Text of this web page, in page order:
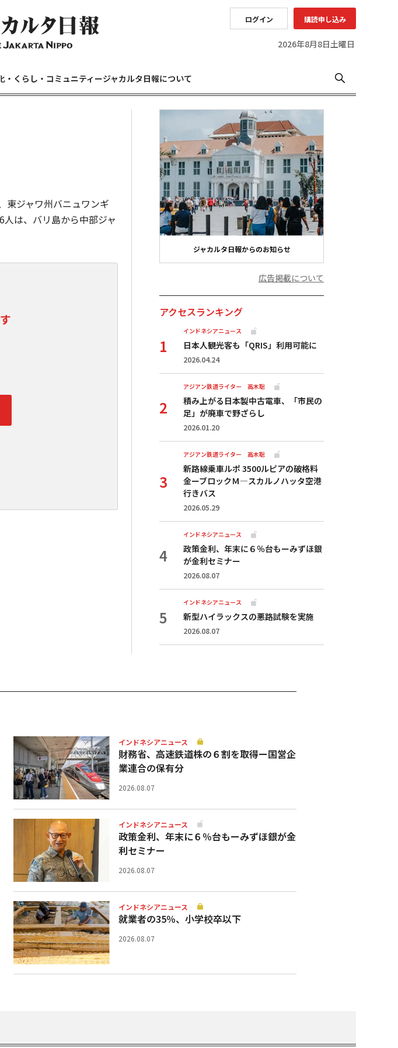
ログイン 購読申し込み
2026年8月8日土曜日
・くらし・コミュニティージャカルタ日報について
東ジャワ州バニュワンギ
は、バリ島から中部ジャ
ジャカルタ日報からのお知らせ
広告掲載について
アクセスランキング
インドネシアニュース
日本人観光客も「QRIS」利用可能に
2026.04.24
アジアン鉄道ライター 高木聡
積み上がる日本製中古電車、「市民の
足」が廃車で野ざらし
2026.01.20
アジアン鉄道ライター 高木聡
新路線乗車ルポ 3500ルピアの破格料
金ーブロックＭ―スカルノハッタ空港
行きバス
2026.05.29
インドネシアニュース
政策金利、年末に６％台もーみずほ銀
が金利セミナー
2026.08.07
インドネシアニュース
新型ハイラックスの悪路試験を実施
2026.08.07
インドネシアニュース
財務省、高速鉄道株の６割を取得ー国営企
業連合の保有分
2026.08.07
インドネシアニュース
政策金利、年末に６％台もーみずほ銀が金
利セミナー
2026.08.07
インドネシアニュース
就業者の35％、小学校卒以下
2026.08.07